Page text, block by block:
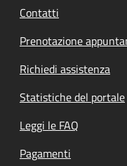
Contatti
Prenotazione
Richiedi assistenza
Statistiche del portale
Leggi le FAQ
Pagamenti